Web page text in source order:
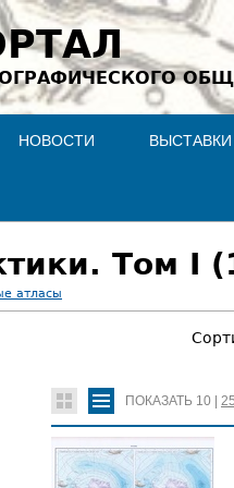
НОВОСТИ ВЫСТАВКИ
Том I
атласы
ПОКАЗАТЬ 10